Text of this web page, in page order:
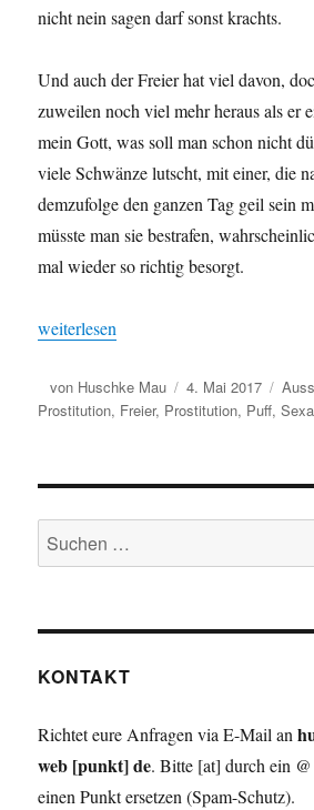
nicht nein sagen darf sonst krachts.
Und auch der Freier hat viel davon,
zuweilen noch viel mehr heraus als er
mein Gott, was soll man schon nicht
viele Schwänze lutscht, mit einer, die
demzufolge den ganzen Tag geil sein
müsste man sie bestrafen,
mal wieder so richtig besorgt.
„Ein Donnerstagnachmittag im Puff“
weiterlesen
Autor
von Huschke Mau
Veröffentlicht
am
4. Mai 2017
Prostitution, Freier, Prostitution, Puff,
Suche
nach:
KONTAKT
Richtet eure Anfragen via E-Mail an
web [punkt] de.Bitte [at] durch ein
einen Punkt ersetzen (Spam-Schutz).